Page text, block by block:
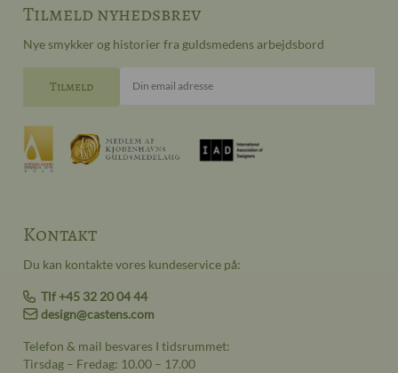
Kontakt
Du kan kontakte vores kundeservice på:
Tlf +45 32 20 04 44
design@castens.com
Telefon & mail besvares I tidsrummet:
Tirsdag – Fredag: 10.00 – 17.00
Tilmeld nyhedsbrev
Nye smykker og historier fra guldsmedens arbejdsbord
Din email adresse